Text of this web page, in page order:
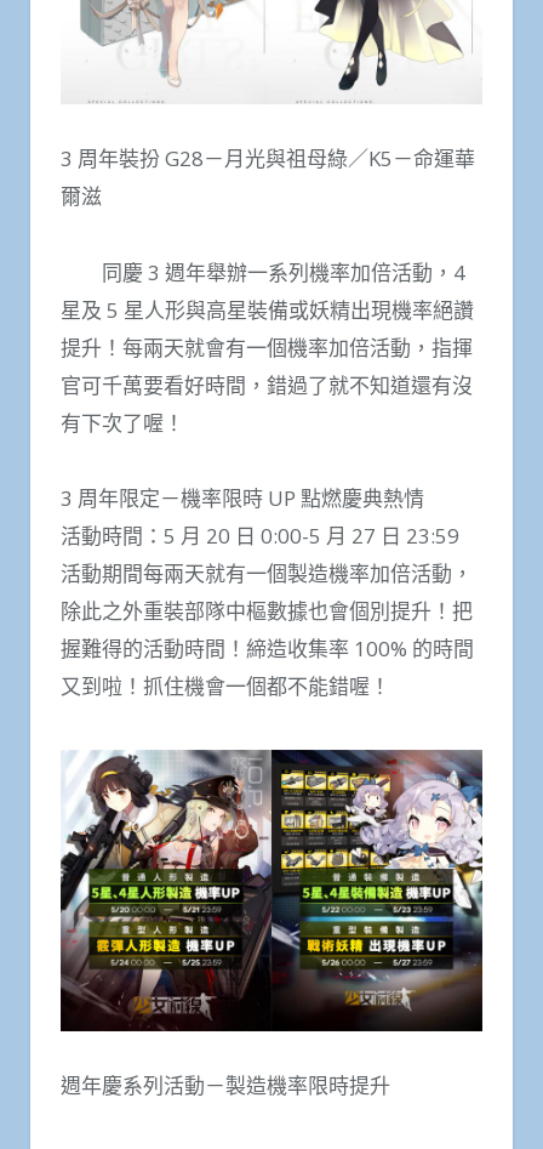
3 周年裝扮 G28－月光與祖母綠／K5－命運華
爾滋
同慶 3 週年舉辦一系列機率加倍活動，4
星及 5 星人形與高星裝備或妖精出現機率絕讚
提升！每兩天就會有一個機率加倍活動，指揮
官可千萬要看好時間，錯過了就不知道還有沒
有下次了喔！
3 周年限定－機率限時 UP 點燃慶典熱情
活動時間：5 月 20 日 0:00-5 月 27 日 23:59
活動期間每兩天就有一個製造機率加倍活動，
除此之外重裝部隊中樞數據也會個別提升！把
握難得的活動時間！締造收集率 100% 的時間
又到啦！抓住機會一個都不能錯喔！
週年慶系列活動－製造機率限時提升